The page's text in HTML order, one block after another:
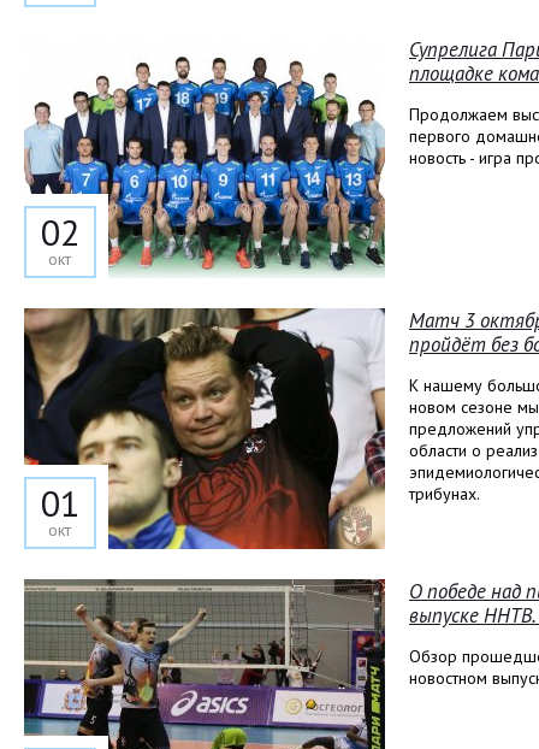
02
окт
Супрелига
площадке
Продолжаем
первого
новость - игра
01
окт
Матч 3
пройдёт без
К нашему
новом сезоне
предложений
области о
трибунах.
О победе над
выпуске
Обзор
новостном